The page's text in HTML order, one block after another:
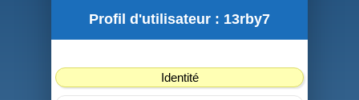
Profil d'utilisateur : 13rby7
Identité